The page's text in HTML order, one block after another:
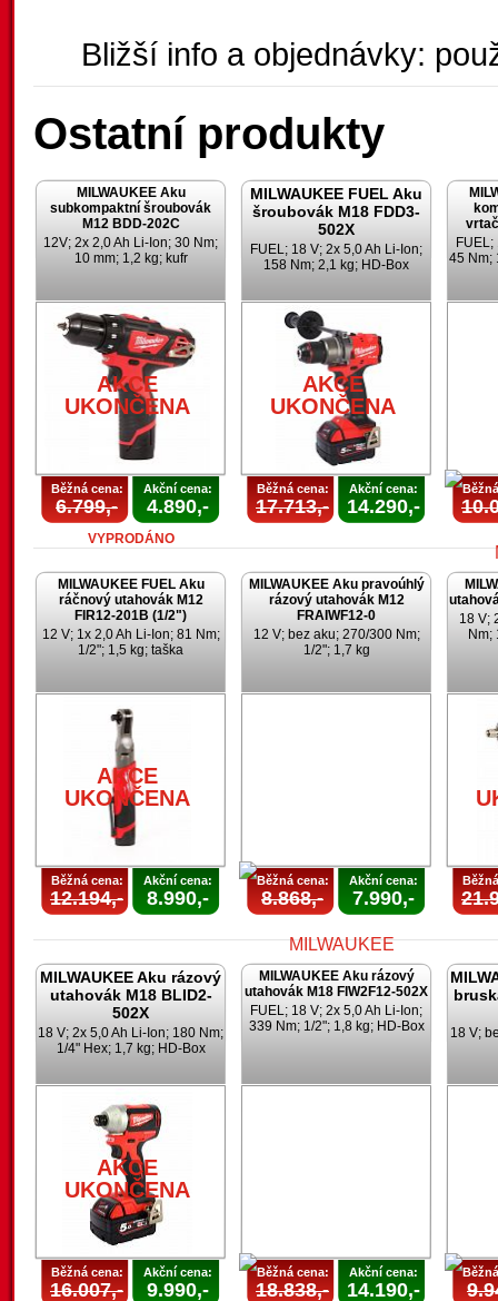
Bližší info a objednávky:
Ostatní produkty
MILWAUKEE Aku
subkompaktní šroubovák
M12 BDD-202C
12V; 2x 2,0 Ah Li-Ion; 30 Nm;
10 mm; 1,2 kg; kufr
AKCE
UKONČENA
Běžná cena:
6.799,-
Akční cena:
4.890,-
VYPRODÁNO
MILWAUKEE FUEL Aku
šroubovák M18 FDD3-
502X
FUEL; 18 V; 2x 5,0 Ah Li-Ion;
158 Nm; 2,1 kg; HD-Box
AKCE
UKONČENA
Běžná cena:
17.713,-
Akční cena:
14.290,-
FUEL;
45 Nm;
MILWAUKEE FUEL Aku
ráčnový utahovák M12
FIR12-201B (1/2")
12 V; 1x 2,0 Ah Li-Ion; 81 Nm;
1/2"; 1,5 kg; taška
AKCE
UKONČENA
Běžná cena:
12.194,-
Akční cena:
8.990,-
MILWAUKEE Aku pravoúhlý
rázový utahovák M12
FRAIWF12-0
12 V; bez aku; 270/300 Nm;
1/2"; 1,7 kg
Běžná cena:
8.868,-
Akční cena:
7.990,-
18 V;
Nm;
MILWAUKEE Aku rázový
utahovák M18 BLID2-
502X
18 V; 2x 5,0 Ah Li-Ion; 180 Nm;
1/4" Hex; 1,7 kg; HD-Box
AKCE
UKONČENA
Běžná cena:
16.007,-
Akční cena:
9.990,-
MILWAUKEE Aku rázový
utahovák M18 FIW2F12-502X
FUEL; 18 V; 2x 5,0 Ah Li-Ion;
339 Nm; 1/2"; 1,8 kg; HD-Box
Běžná cena:
18.838,-
Akční cena:
14.190,-
18 V;